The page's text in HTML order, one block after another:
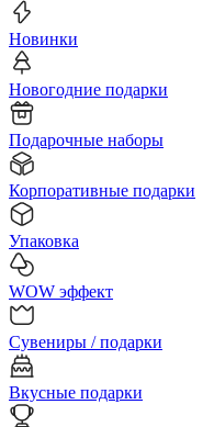
Новинки
Новогодние подарки
Подарочные наборы
Корпоративные подарки
Упаковка
WOW эффект
Сувениры / подарки
Вкусные подарки